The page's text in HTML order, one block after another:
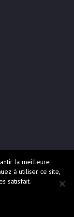
| Design by
:
la meilleure
à utiliser ce site,
satisfait.